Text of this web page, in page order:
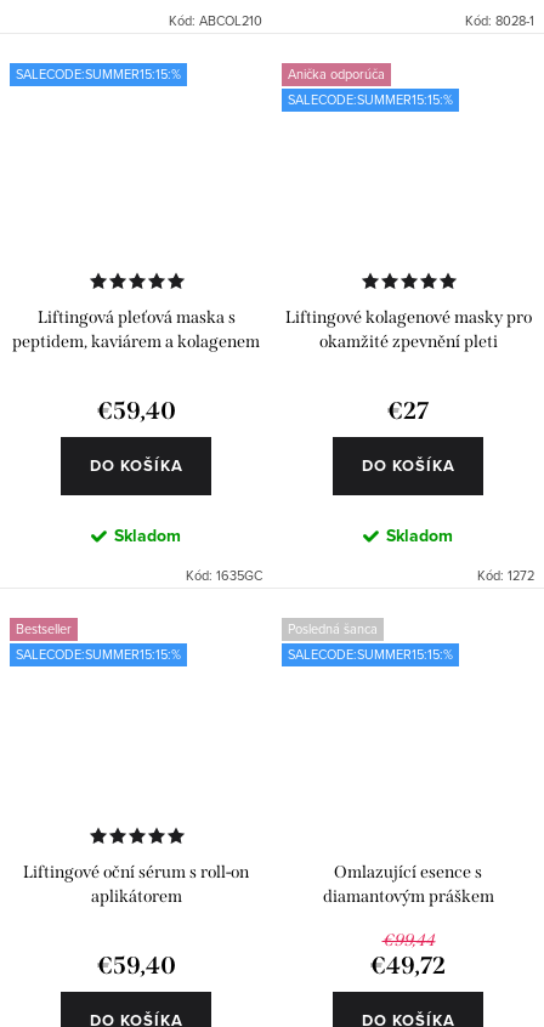
Kód: ABCOL210 Kód: 8028-1
SALECODE:SUMMER15:15:%
Liftingová pleťová maska s
peptidem, kaviárem a kolagenem
€59,40
DO KOŠÍKA
Skladom
Kód: 1635GC
Anička odporúča
SALECODE:SUMMER15:15:%
Liftingové kolagenové masky pro
okamžité zpevnění pleti
€27
DO KOŠÍKA
Skladom
Kód: 1272
Bestseller
SALECODE:SUMMER15:15:%
Liftingové oční sérum s roll-on
aplikátorem
€59,40
DO KOŠÍKA
Posledná šanca
SALECODE:SUMMER15:15:%
Omlazující esence s
diamantovým práškem
€99,44
€49,72
DO KOŠÍKA